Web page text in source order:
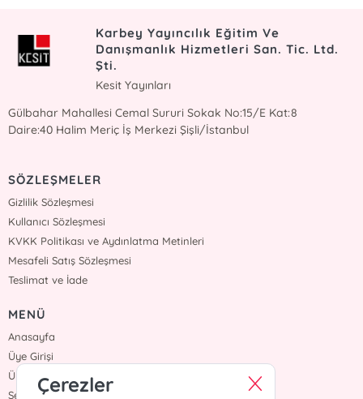
Karbey Yayıncılık Eğitim Ve
Danışmanlık Hizmetleri San. Tic. Ltd.
Şti.
Kesit Yayınları
Gülbahar Mahallesi Cemal Sururi Sokak No:15/E Kat:8
Daire:40 Halim Meriç İş Merkezi Şişli/İstanbul
SÖZLEŞMELER
Gizlilik Sözleşmesi
Kullanıcı Sözleşmesi
KVKK Politikası ve Aydınlatma Metinleri
Mesafeli Satış Sözleşmesi
Teslimat ve İade
MENÜ
Anasayfa
Üye Girişi
Üye Ol
SepetimÇerezler